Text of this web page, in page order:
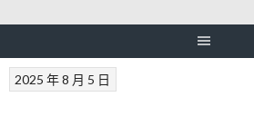
2025 年 8 月 5 日